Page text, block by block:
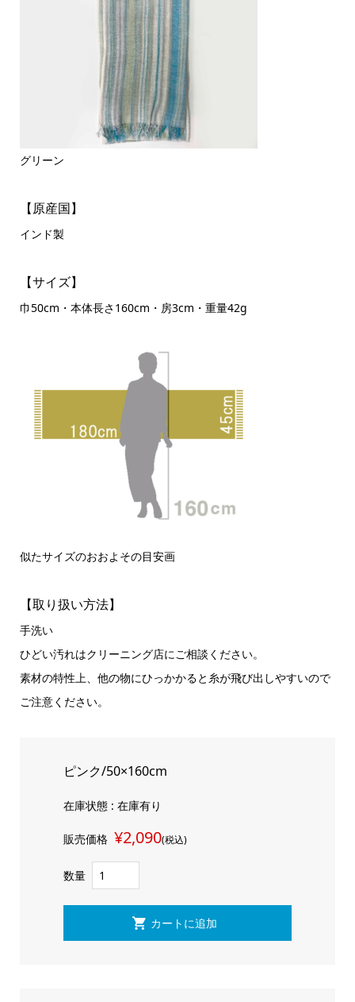
グリーン
【原産国】
インド製
【サイズ】
巾50cm・本体長さ160cm・房3cm・重量42g
似たサイズのおおよその目安画
【取り扱い方法】
手洗い
ひどい汚れはクリーニング店にご相談ください。
素材の特性上、他の物にひっかかると糸が飛び出しやすいので
ご注意ください。
ピンク/50×160cm
在庫状態 : 在庫有り
販売価格 ¥2,090(税込)
数量